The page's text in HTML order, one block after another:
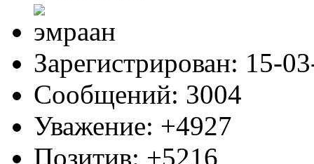
Поделиться
Автор:эмраан
Участник